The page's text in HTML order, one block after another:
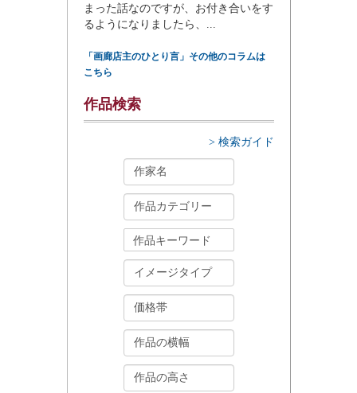
まった話なのですが、お付き合いをす
るようになりましたら、...
「画廊店主のひとり言」その他のコラムは
こちら
作品検索
> 検索ガイド